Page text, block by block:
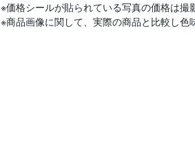
※価格シールが貼られている写真の価格は撮
※商品画像に関して、実際の商品と比較し色